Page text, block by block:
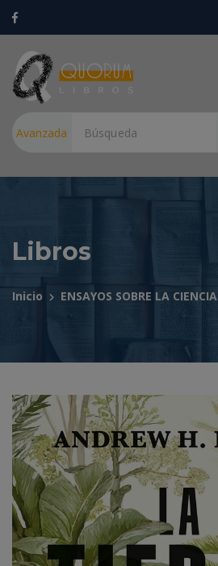
Avanzada
Libros
Inicio ENSAYOS SOBRE LA CIENCIA